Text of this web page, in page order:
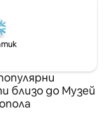
близо до Музей